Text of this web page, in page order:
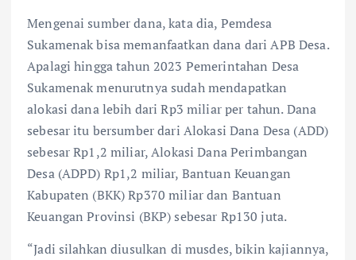
Mengenai sumber dana, kata dia, Pemdesa
Sukamenak bisa memanfaatkan dana dari APB Desa.
Apalagi hingga tahun 2023 Pemerintahan Desa
Sukamenak menurutnya sudah mendapatkan
alokasi dana lebih dari Rp3 miliar per tahun. Dana
sebesar itu bersumber dari Alokasi Dana Desa (ADD)
sebesar Rp1,2 miliar, Alokasi Dana Perimbangan
Desa (ADPD) Rp1,2 miliar, Bantuan Keuangan
Kabupaten (BKK) Rp370 miliar dan Bantuan
Keuangan Provinsi (BKP) sebesar Rp130 juta.
“Jadi silahkan diusulkan di musdes, bikin kajiannya,